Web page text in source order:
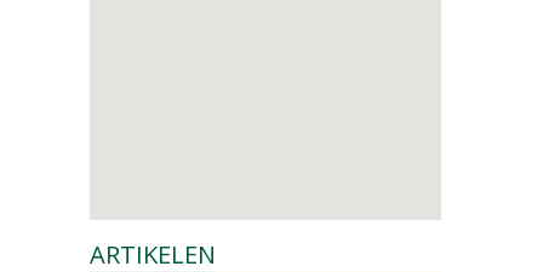
ARTIKELEN